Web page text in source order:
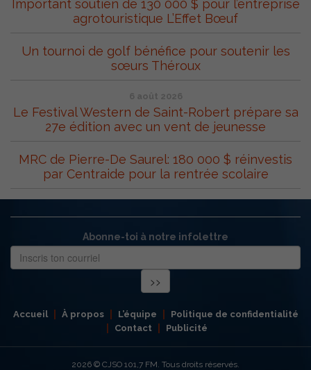
Important soutien de 130 000 $ pour l’entreprise
agrotouristique L’Effet Bœuf
Un tournoi de golf bénéfice pour soutenir les
sœurs Théroux
6 août 2026
Le Festival Western de Saint-Robert prépare sa
27e édition avec un vent de jeunesse
MRC de Pierre-De Saurel: 180 000 $ réinvestis
par Centraide pour la rentrée scolaire
Abonne-toi à notre infolettre
Accueil À propos L’équipe
Politique de confidentialité
Contact
Publicité
2026 © CJSO 101,7 FM. Tous droits réservés.